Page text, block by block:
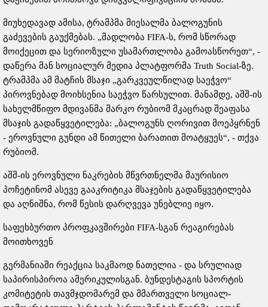
მიუხედავად ამისა, ტრამპმა მიესალმა ბალოგუნის
გაძევების გაუქმებას. „მადლობა FIFA-ს, რომ სწორად
მოიქეცით და სერიოზული უსამართლობა გამოასწორეთ“, -
დაწერა მან სოციალურ მედია პლატფორმა Truth Social-ზე.
ტრამპმა ამ მატჩის მსაჯი „გარკვეულწილად საეჭვო“
პიროვნებად მოიხსენია საეჭვო წარსულით. მანამდე, აშშ-ის
სახელმწიფო მდივანმა მარკო რუბიომ მკაცრად შეაფასა
მსაჯის გადაწყვეტილება: „ბალოგუნს ღორივით მოეპყრნენ
- ეროვნული გუნდი ამ წითელი ბარათით მოატყუეს“, - თქვა
რუბიომ.
აშშ-ის ეროვნული ნაკრების მწვრთნელმა მაურისიო
პოჩეტინომ ასევე გააკრიტიკა მსაჯების გადაწყვეტილება
და აღნიშნა, რომ წესის დარღვევა უნებლიე იყო.
საფეხბურთო პროფკავშირები FIFA-სგან რეაგირებას
მოითხოვენ
გერმანიაში რეაქცია საკმაოდ ნათელია - და სრულიად
საპირისპიროა ამერიკულისგან. ბუნდესტაგის სპორტის
კომიტეტის თავმჯდომარემ და მმართველი სოციალ-